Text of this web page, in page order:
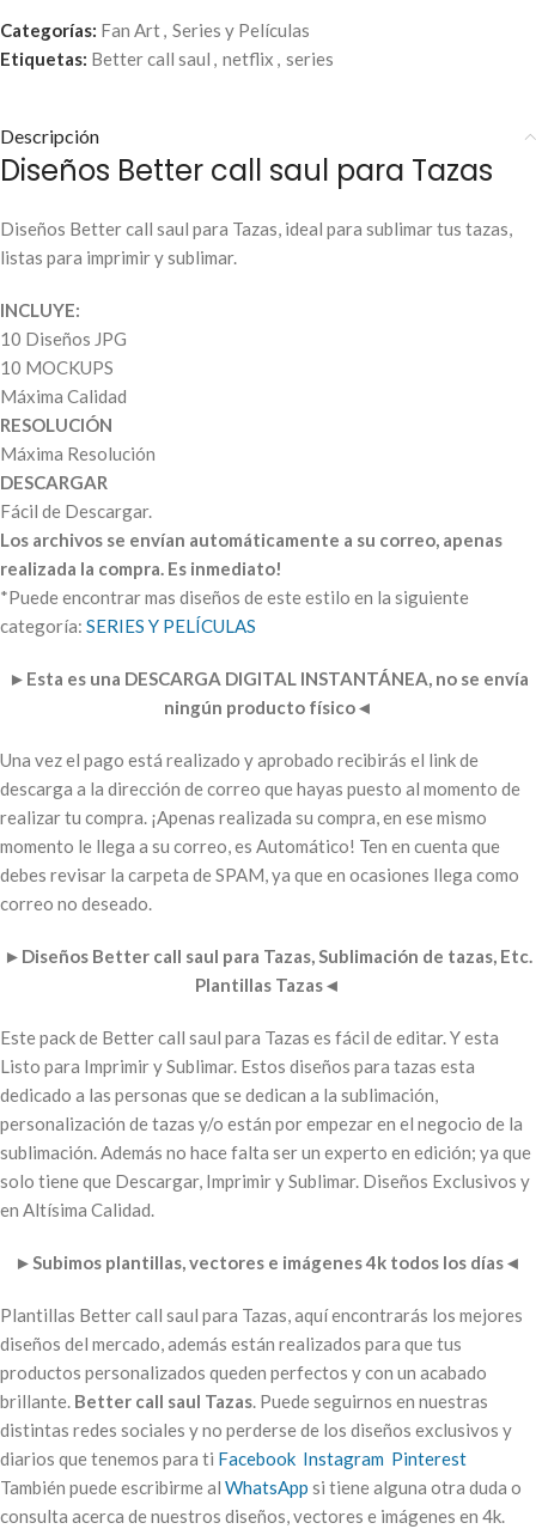
Categorías: Fan Art, Series y Películas
Etiquetas: Better call saul , netflix , series
Descripción
Diseños Better call saul para Tazas
Diseños Better call saul para Tazas, ideal para sublimar tus tazas,
listas para imprimir y sublimar.
INCLUYE:
10 Diseños JPG
10 MOCKUPS
Máxima Calidad
RESOLUCIÓN
Máxima Resolución
DESCARGAR
Fácil de Descargar.
Los archivos se envían automáticamente a su correo, apenas
realizada la compra. Es inmediato!
*Puede encontrar mas diseños de este estilo en la siguiente
categoría: SERIES Y PELÍCULAS
► Esta es una DESCARGA DIGITAL INSTANTÁNEA, no se envía
ningún producto físico◄
Una vez el pago está realizado y aprobado recibirás el link de
descarga a la dirección de correo que hayas puesto al momento de
realizar tu compra. ¡Apenas realizada su compra, en ese mismo
momento le llega a su correo, es Automático! Ten en cuenta que
debes revisar la carpeta de SPAM, ya que en ocasiones llega como
correo no deseado.
► Diseños Better call saul para Tazas, Sublimación de tazas, Etc.
Plantillas Tazas◄
Este pack de Better call saul para Tazas es fácil de editar. Y esta
Listo para Imprimir y Sublimar. Estos diseños para tazas esta
dedicado a las personas que se dedican a la sublimación,
personalización de tazas y/o están por empezar en el negocio de la
sublimación. Además no hace falta ser un experto en edición; ya que
solo tiene que Descargar, Imprimir y Sublimar. Diseños Exclusivos y
en Altísima Calidad.
►Subimos plantillas, vectores e imágenes 4k todos los días◄
Plantillas Better call saul para Tazas, aquí encontrarás los mejores
diseños del mercado, además están realizados para que tus
productos personalizados queden perfectos y con un acabado
brillante. Better call saul Tazas. Puede seguirnos en nuestras
distintas redes sociales y no perderse de los diseños exclusivos y
diarios que tenemos para ti Facebook Instagram Pinterest
También puede escribirme al WhatsApp si tiene alguna otra duda o
consulta acerca de nuestros diseños, vectores e imágenes en 4k.